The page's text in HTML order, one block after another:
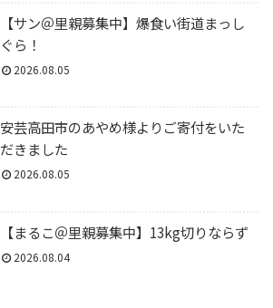
【サン＠里親募集中】爆食い街道まっし
ぐら！
2026.08.05
安芸高田市のあやめ様よりご寄付をいた
だきました
2026.08.05
【まるこ＠里親募集中】13kg切りならず
2026.08.04